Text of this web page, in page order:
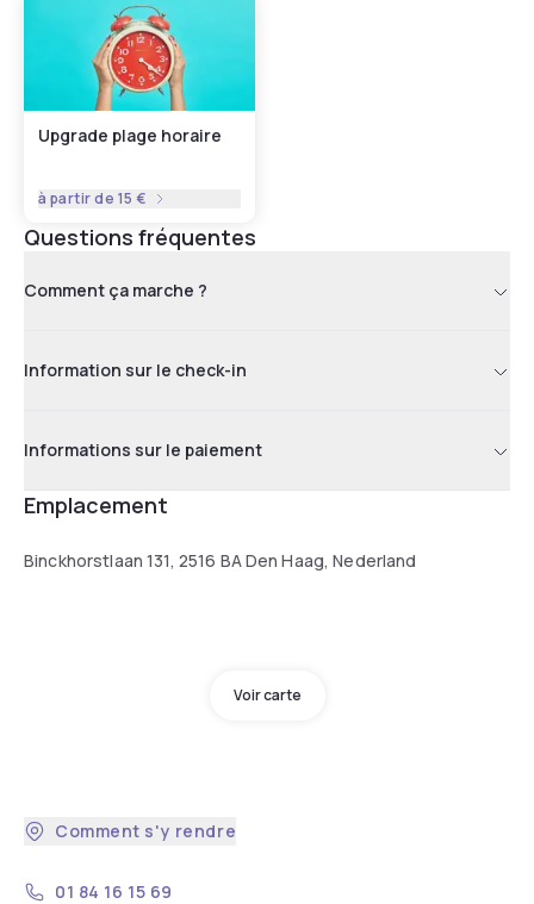
Upgrade plage horaire
à partir de 15 €
Questions fréquentes
Comment ça marche ?
Information sur le check-in
Informations sur le paiement
Emplacement
Binckhorstlaan 131, 2516 BA Den Haag, Nederland
Voir carte
Comment s'y rendre
01 84 16 15 69